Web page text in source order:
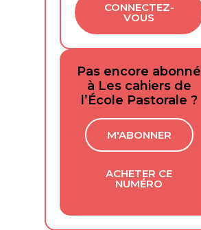
CONNECTEZ-
VOUS
Pas encore abonné
à Les cahiers de
l’École Pastorale ?
M'ABONNER
ACHETER CE
NUMÉRO